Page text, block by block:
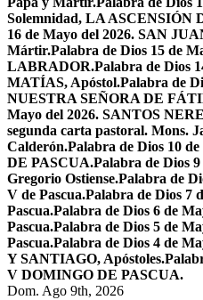
Solemnidad, LA ASCENSIÓN
16 de Mayo del 2026. SAN
Mártir.Palabra de Dios 15 de
LABRADOR.Palabra de Dios
MATÍAS, Apóstol.Palabra de
NUESTRA SEÑORA DE
Mayo del 2026. SANTOS
segunda carta pastoral. Mons.
Calderón.Palabra de Dios 10
DE PASCUA.Palabra de Dios 9
Gregorio Ostiense.Palabra de
V de Pascua.Palabra de Dios 7
Pascua.Palabra de Dios 6 de
Pascua.Palabra de Dios 5 de
Pascua.Palabra de Dios 4 de
Y SANTIAGO, Apóstoles.
V DOMINGO DE PASCUA.
Dom. Ago 9th, 2026